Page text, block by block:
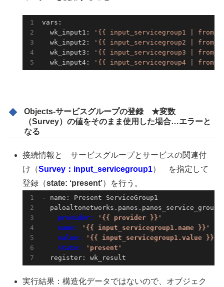
vars:
  wk_input1:
'{{ input_servicegroup1 |
  wk_input2:
'{{ input_servicegroup2 |
  wk_input3:
'{{ input_servicegroup3 |
  wk_input4:
'{{ input_servicegroup4 |
Objects-サービスグループの登録 ★変数
（Survey）の値をそのまま使用した場合…エラーと
なる
接続情報と サービスグループとサービスの関連付
け（Survey：input_servicegroup1） を指定して
登録（state: ‘present’）を行う。
- name: Present ServiceGroup1
provider:
'{{ provider }}'
    name:
'{{ input_servicegroup1.name }}'
    value:
'{{ input_servicegroup1.value }}'
    state:
'present'
  register: wk_result
実行結果：構造化データではないので、オブジェク